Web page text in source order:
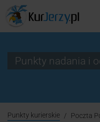
Punkty nadania i
Punkty kurierskie Poczta